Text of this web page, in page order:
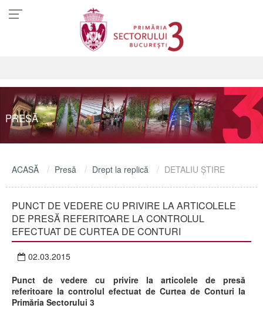
PRESĂ
ACASĂ Presă Drept la replică DETALIU ŞTIRE
PUNCT DE VEDERE CU PRIVIRE LA ARTICOLELE
DE PRESĂ REFERITOARE LA CONTROLUL
EFECTUAT DE CURTEA DE CONTURI
02.03.2015
Punct de vedere cu privire la articolele de presă
referitoare la controlul efectuat de Curtea de Conturi la
Primăria Sectorului 3